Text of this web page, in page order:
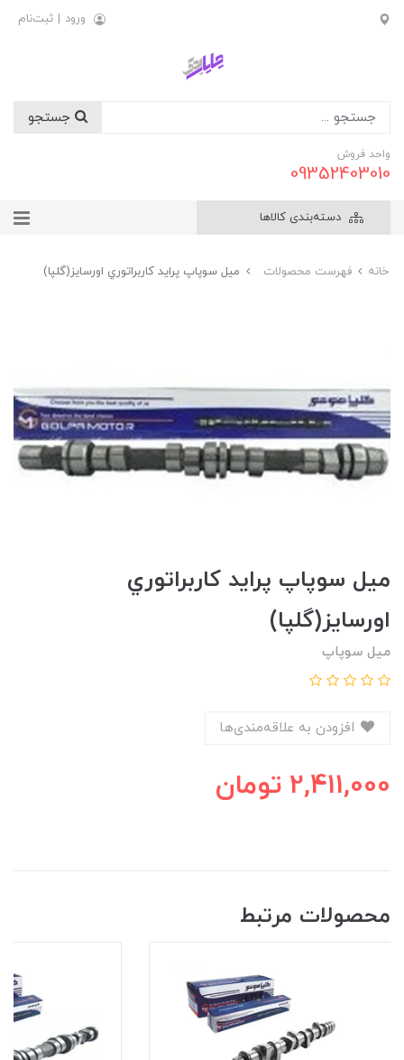
ورود | ثبت‌نام
واحد فروش
09352403010
دسته‌بندی کالاها
خانه فهرست محصولات ميل سوپاپ پرايد کاربراتوري اورسايز(گلپا)
ميل سوپاپ پرايد کاربراتوري
اورسايز(گلپا)
میل سوپاپ
2,411,000 تومان
محصولات مرتبط